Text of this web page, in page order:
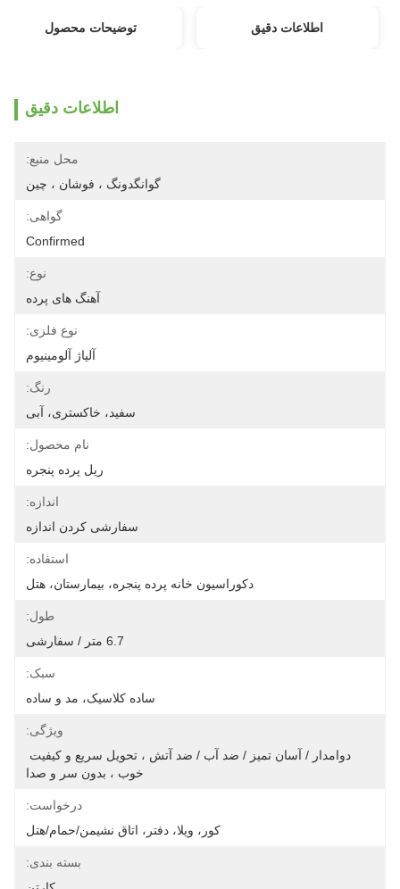
اطلاعات دقیق توضیحات محصول
اطلاعات دقیق
محل منبع:
گوانگدونگ ، فوشان ، چین
گواهی:
Confirmed
نوع:
آهنگ های پرده
نوع فلزی:
آلیاژ آلومینیوم
رنگ:
سفید، خاکستری، آبی
نام محصول:
ریل پرده پنجره
اندازه:
سفارشی کردن اندازه
استفاده:
دکوراسیون خانه پرده پنجره، بیمارستان، هتل
طول:
6.7 متر / سفارشی
سبک:
ساده کلاسیک، مد و ساده
ویژگی:
دوامدار / آسان تمیز / ضد آب / ضد آتش ، تحویل سریع و کیفیت
خوب ، بدون سر و صدا
درخواست:
کور، ویلا، دفتر، اتاق نشیمن/حمام/هتل
بسته بندی: